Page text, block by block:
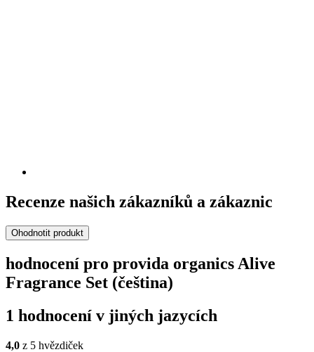
Recenze našich zákazníků a zákaznic
Ohodnotit produkt
hodnocení pro provida organics Alive
Fragrance Set (čeština)
1 hodnocení v jiných jazycích
4,0 z 5 hvězdiček